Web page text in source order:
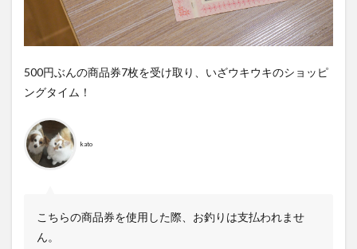
500円ぶんの商品券7枚を受け取り、いざウキウキのショッピ
ングタイム！
kato
こちらの商品券を使用した際、お釣りは支払われませ
ん。